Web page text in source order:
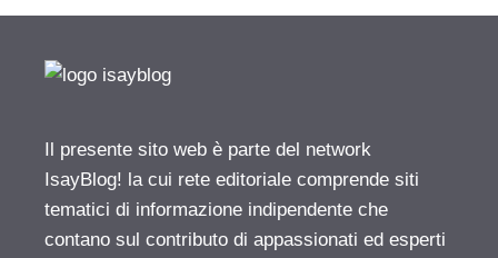
Il presente sito web è parte del network
IsayBlog! la cui rete editoriale comprende siti
tematici di informazione indipendente che
contano sul contributo di appassionati ed esperti